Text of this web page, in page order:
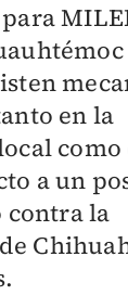
en la
como
a un
la